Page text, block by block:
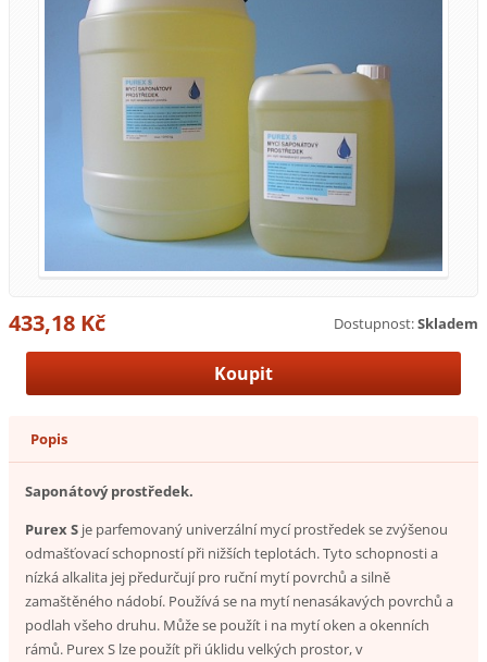
Dostupnost:Skladem
433,18 Kč
Popis
Saponátový prostředek.
Purex S je parfemovaný univerzální mycí prostředek se zvýšenou
odmašťovací schopností při nižších teplotách. Tyto schopnosti a
nízká alkalita jej předurčují pro ruční mytí povrchů a silně
zamaštěného nádobí. Používá se na mytí nenasákavých povrchů a
podlah všeho druhu. Může se použít i na mytí oken a okenních
rámů. Purex S lze použít při úklidu velkých prostor, v